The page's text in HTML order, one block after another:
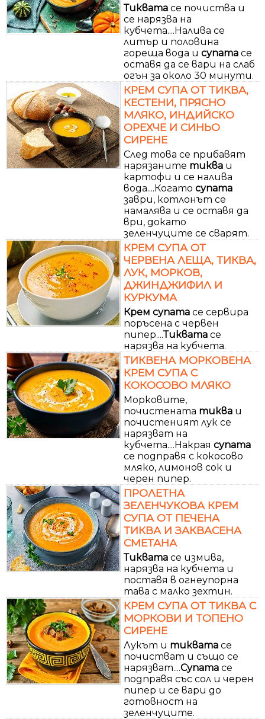
Тиквата се почиства и
се нарязва на
кубчета....Налива се
литър и половина
гореща вода и супата се
оставя да се вари на слаб
огън за около 30 минути.
КРЕМ СУПА ОТ ТИКВА,
КЕСТЕНИ, ПРЯСНО
МЛЯКО, ИНДИЙСКО
ОРЕХЧЕ И СИНЬО
СИРЕНЕ
След това се прибавят
нарязаните тиква и
картофи и се налива
вода....Когато супата
заври, котлонът се
намалява и се оставя да
ври, докато
зеленчуците се сварят.
КРЕМ СУПА ОТ
ЧЕРВЕНА ЛЕЩА, ТИКВА,
ЛУК, МОРКОВ,
ДЖИНДЖИФИЛ И
КУРКУМА
Крем супата се сервира
поръсена с червен
пипер....Тиквата се
нарязва на кубчета.
ТИКВЕНА МОРКОВЕНА
КРЕМ СУПА С
КОКОСОВО МЛЯКО
Морковите,
почистената тиква и
почистеният лук се
нарязват на
кубчета....Накрая супата
се подправя с кокосово
мляко, лимонов сок и
черен пипер.
ПРОЛЕТНА
ЗЕЛЕНЧУКОВА КРЕМ
СУПА ОТ ПЕЧЕНА
ТИКВА И ЗАКВАСЕНА
СМЕТАНА
Тиквата се измива,
нарязва на кубчета и
поставя в огнеупорна
тава с малко зехтин.
КРЕМ СУПА ОТ ТИКВА С
МОРКОВИ И ТОПЕНО
СИРЕНЕ
Лукът и тиквата се
почистват и също се
нарязват....Супата се
подправя със сол и черен
пипер и се вари до
готовност на
зеленчуците.